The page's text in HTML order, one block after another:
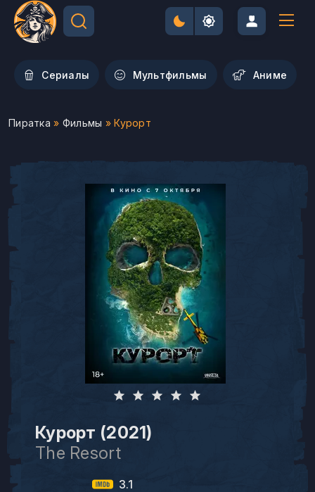
Сериалы Мультфильмы Aниме
Пиратка » Фильмы » Курорт
Курорт (2021)
The Resort
3.1